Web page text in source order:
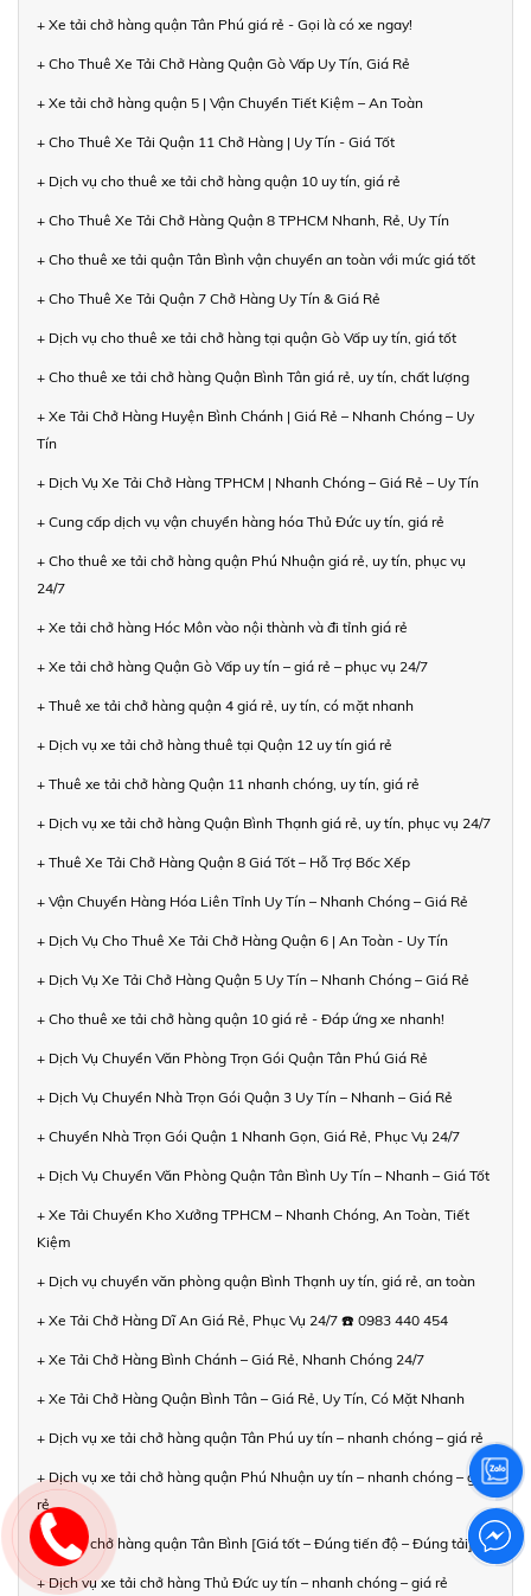
+ Xe tải chở hàng quận Tân Phú giá rẻ - Gọi là có xe ngay!
+ Cho Thuê Xe Tải Chở Hàng Quận Gò Vấp Uy Tín, Giá Rẻ
+ Xe tải chở hàng quận 5 | Vận Chuyển Tiết Kiệm – An Toàn
+ Cho Thuê Xe Tải Quận 11 Chở Hàng | Uy Tín - Giá Tốt
+ Dịch vụ cho thuê xe tải chở hàng quận 10 uy tín, giá rẻ
+ Cho Thuê Xe Tải Chở Hàng Quận 8 TPHCM Nhanh, Rẻ, Uy Tín
+ Cho thuê xe tải quận Tân Bình vận chuyển an toàn với mức giá tốt
+ Cho Thuê Xe Tải Quận 7 Chở Hàng Uy Tín & Giá Rẻ
+ Dịch vụ cho thuê xe tải chở hàng tại quận Gò Vấp uy tín, giá tốt
+ Cho thuê xe tải chở hàng Quận Bình Tân giá rẻ, uy tín, chất lượng
+ Xe Tải Chở Hàng Huyện Bình Chánh | Giá Rẻ – Nhanh Chóng – Uy
Tín
+ Dịch Vụ Xe Tải Chở Hàng TPHCM | Nhanh Chóng – Giá Rẻ – Uy Tín
+ Cung cấp dịch vụ vận chuyển hàng hóa Thủ Đức uy tín, giá rẻ
+ Cho thuê xe tải chở hàng quận Phú Nhuận giá rẻ, uy tín, phục vụ
24/7
+ Xe tải chở hàng Hóc Môn vào nội thành và đi tỉnh giá rẻ
+ Xe tải chở hàng Quận Gò Vấp uy tín – giá rẻ – phục vụ 24/7
+ Thuê xe tải chở hàng quận 4 giá rẻ, uy tín, có mặt nhanh
+ Dịch vụ xe tải chở hàng thuê tại Quận 12 uy tín giá rẻ
+ Thuê xe tải chở hàng Quận 11 nhanh chóng, uy tín, giá rẻ
+ Dịch vụ xe tải chở hàng Quận Bình Thạnh giá rẻ, uy tín, phục vụ 24/7
+ Thuê Xe Tải Chở Hàng Quận 8 Giá Tốt – Hỗ Trợ Bốc Xếp
+ Vận Chuyển Hàng Hóa Liên Tỉnh Uy Tín – Nhanh Chóng – Giá Rẻ
+ Dịch Vụ Cho Thuê Xe Tải Chở Hàng Quận 6 | An Toàn - Uy Tín
+ Dịch Vụ Xe Tải Chở Hàng Quận 5 Uy Tín – Nhanh Chóng – Giá Rẻ
+ Cho thuê xe tải chở hàng quận 10 giá rẻ - Đáp ứng xe nhanh!
+ Dịch Vụ Chuyển Văn Phòng Trọn Gói Quận Tân Phú Giá Rẻ
+ Dịch Vụ Chuyển Nhà Trọn Gói Quận 3 Uy Tín – Nhanh – Giá Rẻ
+ Chuyển Nhà Trọn Gói Quận 1 Nhanh Gọn, Giá Rẻ, Phục Vụ 24/7
+ Dịch Vụ Chuyển Văn Phòng Quận Tân Bình Uy Tín – Nhanh – Giá Tốt
+ Xe Tải Chuyển Kho Xưởng TPHCM – Nhanh Chóng, An Toàn, Tiết
Kiệm
+ Dịch vụ chuyển văn phòng quận Bình Thạnh uy tín, giá rẻ, an toàn
+ Xe Tải Chở Hàng Dĩ An Giá Rẻ, Phục Vụ 24/7 ☎️ 0983 440 454
+ Xe Tải Chở Hàng Bình Chánh – Giá Rẻ, Nhanh Chóng 24/7
+ Xe Tải Chở Hàng Quận Bình Tân – Giá Rẻ, Uy Tín, Có Mặt Nhanh
+ Dịch vụ xe tải chở hàng quận Tân Phú uy tín – nhanh chóng – giá rẻ
+ Dịch vụ xe tải chở hàng quận Phú Nhuận uy tín – nhanh chóng – giá
rẻ
+ Xe tải chở hàng quận Tân Bình [Giá tốt – Đúng tiến độ – Đúng tải]
+ Dịch vụ xe tải chở hàng Thủ Đức uy tín – nhanh chóng – giá rẻ